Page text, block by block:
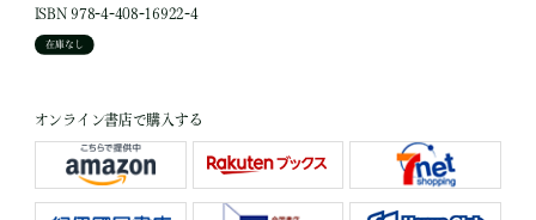
ISBN 978-4-408-16922-4
在庫なし
オンライン書店で購入する